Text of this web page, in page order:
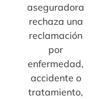
aseguradora
rechaza una
reclamación
por
enfermedad,
accidente o
tratamiento,